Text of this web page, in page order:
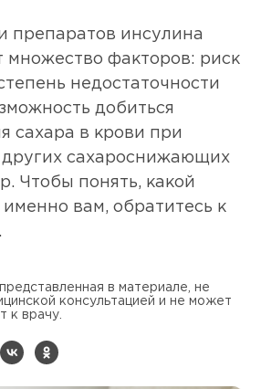
препаратов инсулина
множество факторов: риск
недостаточности
добиться
сахара в крови при
других сахароснижающих
Чтобы понять, какой
вам, обратитесь к
в материале, не
консультацией и не может
к врачу.